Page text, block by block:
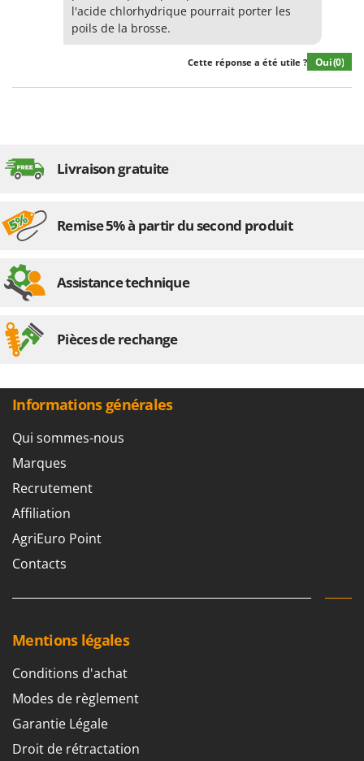
l'acide chlorhydrique pourrait porter les
poils de la brosse.
Cette réponse a été utile ? Oui(0)
Livraison gratuite
Remise 5% à partir du second produit
Assistance technique
Pièces de rechange
Informations générales
Qui sommes-nous
Marques
Recrutement
Affiliation
AgriEuro Point
Contacts
Mentions légales
Conditions d'achat
Modes de règlement
Garantie Légale
Droit de rétractation